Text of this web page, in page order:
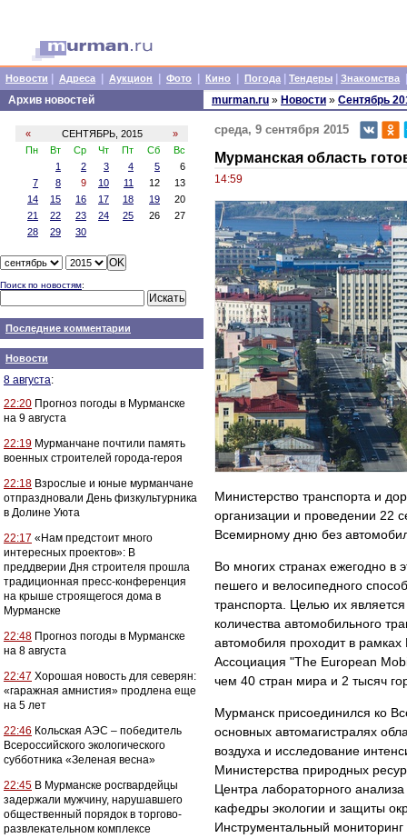
Новости Адреса Аукцион Фото Кино Погода Тендеры Знакомства
Архив новостей
« СЕНТЯБРЬ, 2015
»
Пн
Вт Ср Чт Пт Сб
Вс
1
2 3 4 5
6
7
8 9 10 11 12
13
14
15 16 17 18 19
20
21
22 23 24 25 26
27
28
29 30
Поиск по новостям:
Последние комментарии
Новости
8 августа:
22:20 Прогноз погоды в Мурманске
на 9 августа
22:19 Мурманчане почтили память
военных строителей города-героя
22:18 Взрослые и юные мурманчане
отпраздновали День физкультурника
в Долине Уюта
22:17 «Нам предстоит много
интересных проектов»: В
преддверии Дня строителя прошла
традиционная пресс-конференция
на крыше строящегося дома в
Мурманске
22:48 Прогноз погоды в Мурманске
на 8 августа
22:47 Хорошая новость для северян:
«гаражная амнистия» продлена еще
на 5 лет
22:46 Кольская АЭС – победитель
Всероссийского экологического
субботника «Зеленая весна»
22:45 В Мурманске росгвардейцы
задержали мужчину, нарушавшего
общественный порядок в торгово-
развлекательном комплексе
murman.ru » Новости » Сентябрь
среда, 9 сентября 2015
Мурманская область
14:59
Министерство транспорта и
организации и проведении 22
Всемирному дню без
Во многих странах ежегодно в
пешего и велосипедного
транспорта. Целью их
количества автомобильного
автомобиля проходит в
Ассоциация "The European
чем 40 стран мира и 2 тысяч
Мурманск присоединился ко
основных автомагистралях
воздуха и исследование
Министерства природных
Центра лабораторного
кафедры экологии и защиты
Инструментальный